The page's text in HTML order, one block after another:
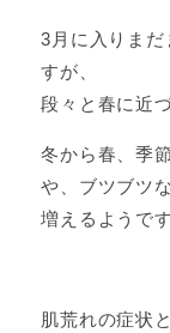
3月に入りまだ
すが、
段々と春に近
冬から春、季
や、ブツブツ
増えるようです
肌荒れの症状